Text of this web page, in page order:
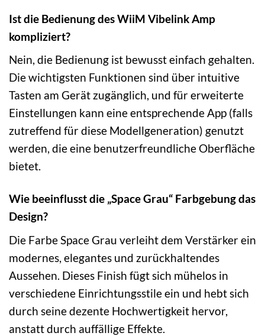
Ist die Bedienung des WiiM Vibelink Amp
kompliziert?
Nein, die Bedienung ist bewusst einfach gehalten.
Die wichtigsten Funktionen sind über intuitive
Tasten am Gerät zugänglich, und für erweiterte
Einstellungen kann eine entsprechende App (falls
zutreffend für diese Modellgeneration) genutzt
werden, die eine benutzerfreundliche Oberfläche
bietet.
Wie beeinflusst die „Space Grau“ Farbgebung das
Design?
Die Farbe Space Grau verleiht dem Verstärker ein
modernes, elegantes und zurückhaltendes
Aussehen. Dieses Finish fügt sich mühelos in
verschiedene Einrichtungsstile ein und hebt sich
durch seine dezente Hochwertigkeit hervor,
anstatt durch auffällige Effekte.